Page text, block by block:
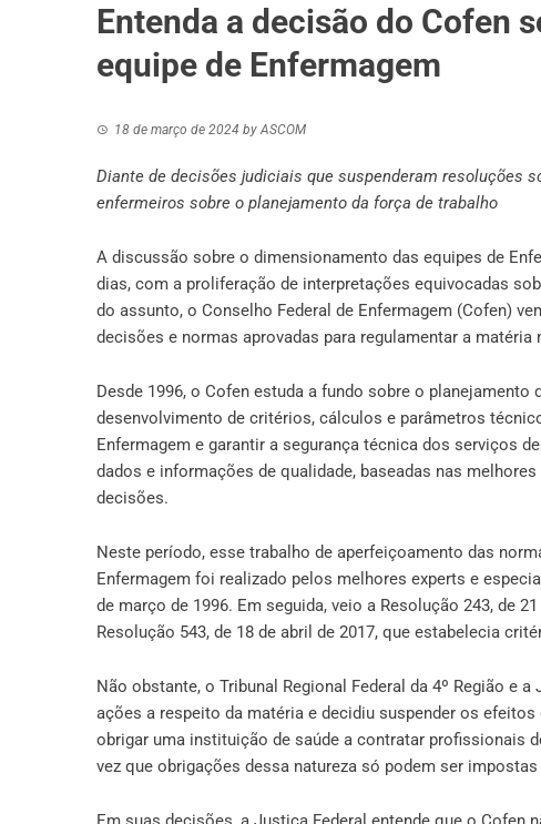
Entenda a decisão do Cofen
equipe de Enfermagem
18 de março de 2024 byASCOM
Diante de decisões judiciais que suspenderam resoluções
enfermeiros sobre o planejamento da força de trabalho
A discussão sobre o dimensionamento das equipes de
dias, com a proliferação de interpretações equivocadas
do assunto, o Conselho Federal de Enfermagem (Cofen)
decisões e normas aprovadas para regulamentar a matéria
Desde 1996, o Cofen estuda a fundo sobre o
desenvolvimento de critérios, cálculos e parâmetros
Enfermagem e garantir a segurança técnica dos serviços
dados e informações de qualidade, baseadas nas
decisões.
Neste período, esse trabalho de aperfeiçoamento das
Enfermagem foi realizado pelos melhores experts e
de março de 1996. Em seguida, veio a Resolução 243, de
Resolução 543, de 18 de abril de 2017, que estabelecia
Não obstante, o Tribunal Regional Federal da 4º Região e
ações a respeito da matéria e decidiu suspender os
obrigar uma instituição de saúde a contratar profissionais
vez que obrigações dessa natureza só podem ser